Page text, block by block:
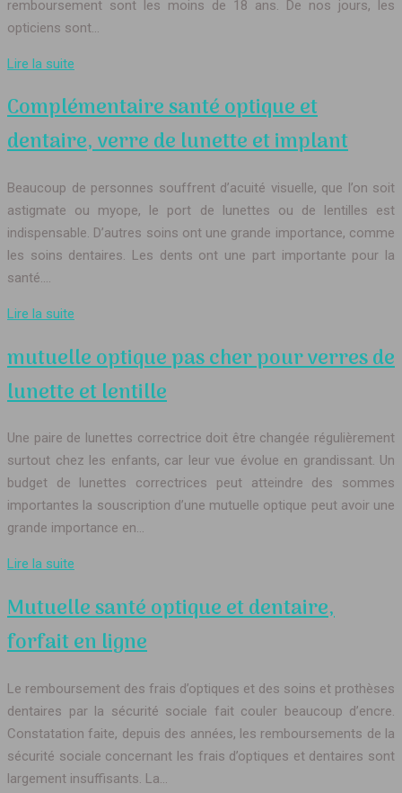
remboursement sont les moins de 18 ans. De nos jours, les
opticiens sont…
Lire la suite
Complémentaire santé optique et
dentaire, verre de lunette et implant
Beaucoup de personnes souffrent d’acuité visuelle, que l’on soit
astigmate ou myope, le port de lunettes ou de lentilles est
indispensable. D’autres soins ont une grande importance, comme
les soins dentaires. Les dents ont une part importante pour la
santé….
Lire la suite
mutuelle optique pas cher pour verres de
lunette et lentille
Une paire de lunettes correctrice doit être changée régulièrement
surtout chez les enfants, car leur vue évolue en grandissant. Un
budget de lunettes correctrices peut atteindre des sommes
importantes la souscription d’une mutuelle optique peut avoir une
grande importance en…
Lire la suite
Mutuelle santé optique et dentaire,
forfait en ligne
Le remboursement des frais d’optiques et des soins et prothèses
dentaires par la sécurité sociale fait couler beaucoup d’encre.
Constatation faite, depuis des années, les remboursements de la
sécurité sociale concernant les frais d’optiques et dentaires sont
largement insuffisants. La…